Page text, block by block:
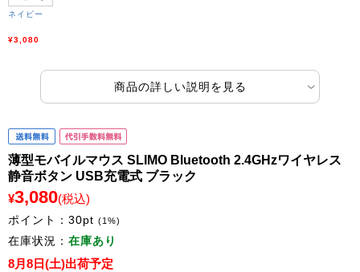
ネイビー
¥3,080
商品の詳しい説明を見る
薄型モバイルマウス SLIMO Bluetooth 2.4GHzワイヤレス
静音ボタン USB充電式 ブラック
¥3,080(税込)
ポイント： 30pt (1%)
在庫状況： 在庫あり
8月8日(土)出荷予定